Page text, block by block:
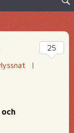
|
och
25